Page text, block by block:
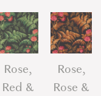
Rose,
Red &
Rose,
Rose &